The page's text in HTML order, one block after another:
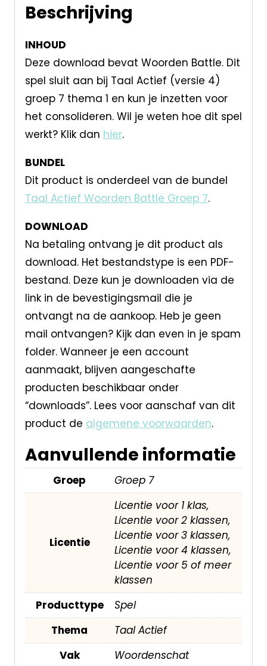
Beschrijving
INHOUD
Deze download bevat Woorden Battle. Dit
spel sluit aan bij Taal Actief (versie 4)
groep 7 thema 1 en kun je inzetten voor
het consolideren. Wil je weten hoe dit spel
werkt? Klik dan hier.
BUNDEL
Dit product is onderdeel van de bundel
Taal Actief Woorden Battle Groep 7.
DOWNLOAD
Na betaling ontvang je dit product als
download. Het bestandstype is een PDF-
bestand. Deze kun je downloaden via de
link in de bevestigingsmail die je
ontvangt na de aankoop. Heb je geen
mail ontvangen? Kijk dan even in je spam
folder. Wanneer je een account
aanmaakt, blijven aangeschafte
producten beschikbaar onder
“downloads”. Lees voor aanschaf van dit
product de algemene voorwaarden.
Aanvullende informatie
Groep Groep 7
Licentie
Licentie voor 1 klas,
Licentie voor 2 klassen,
Licentie voor 3 klassen,
Licentie voor 4 klassen,
Licentie voor 5 of meer
klassen
Producttype
Spel
Thema
Taal Actief
Vak
Woordenschat